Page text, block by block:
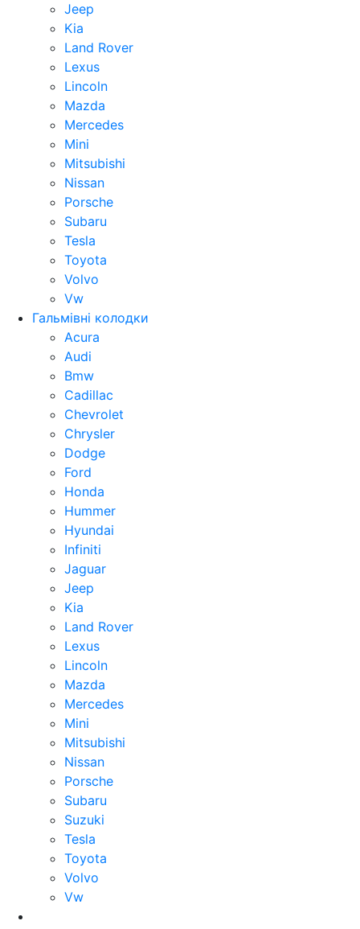
Jeep
Kia
Land Rover
Lexus
Lincoln
Mazda
Mercedes
Mini
Mitsubishi
Nissan
Porsche
Subaru
Tesla
Toyota
Volvo
Vw
Гальмівні колодки
Acura
Audi
Bmw
Cadillac
Chevrolet
Chrysler
Dodge
Ford
Honda
Hummer
Hyundai
Infiniti
Jaguar
Jeep
Kia
Land Rover
Lexus
Lincoln
Mazda
Mercedes
Mini
Mitsubishi
Nissan
Porsche
Subaru
Suzuki
Tesla
Toyota
Volvo
Vw